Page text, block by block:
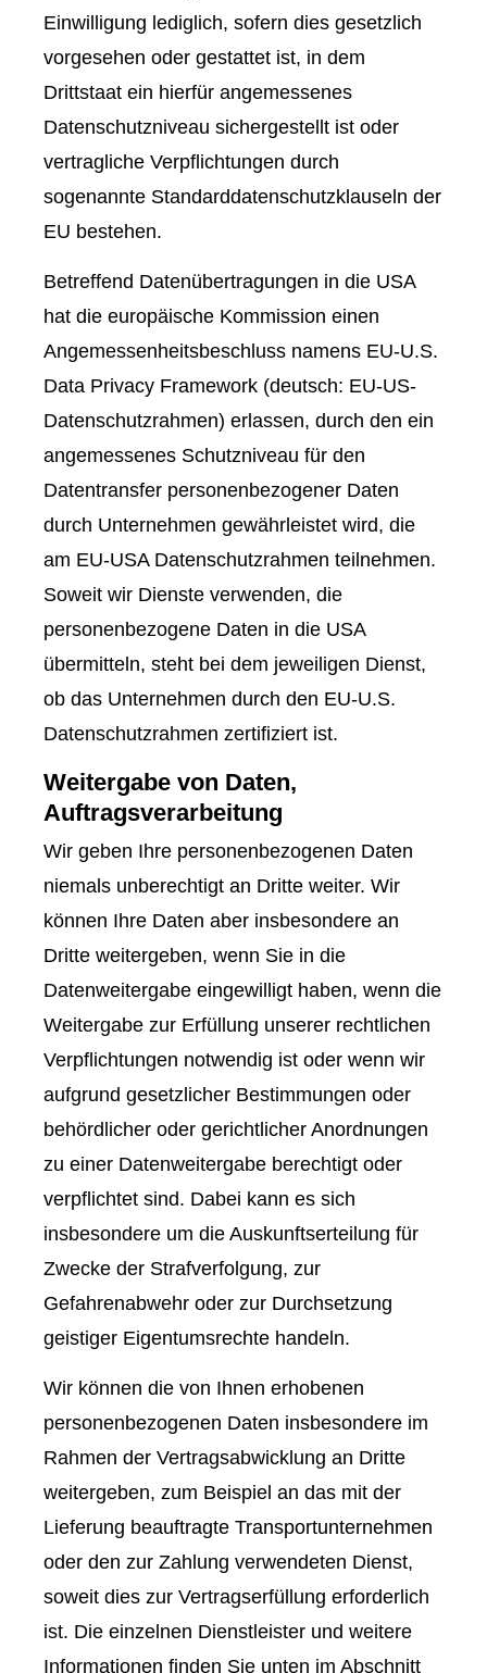
Einwilligung lediglich, sofern dies gesetzlich
vorgesehen oder gestattet ist, in dem
Drittstaat ein hierfür angemessenes
Datenschutzniveau sichergestellt ist oder
vertragliche Verpflichtungen durch
sogenannte Standarddatenschutzklauseln der
EU bestehen.
Betreffend Datenübertragungen in die USA
hat die europäische Kommission einen
Angemessenheitsbeschluss namens EU-U.S.
Data Privacy Framework (deutsch: EU-US-
Datenschutzrahmen) erlassen, durch den ein
angemessenes Schutzniveau für den
Datentransfer personenbezogener Daten
durch Unternehmen gewährleistet wird, die
am EU-USA Datenschutzrahmen teilnehmen.
Soweit wir Dienste verwenden, die
personenbezogene Daten in die USA
übermitteln, steht bei dem jeweiligen Dienst,
ob das Unternehmen durch den EU-U.S.
Datenschutzrahmen zertifiziert ist.
Weitergabe von Daten,
Auftragsverarbeitung
Wir geben Ihre personenbezogenen Daten
niemals unberechtigt an Dritte weiter. Wir
können Ihre Daten aber insbesondere an
Dritte weitergeben, wenn Sie in die
Datenweitergabe eingewilligt haben, wenn die
Weitergabe zur Erfüllung unserer rechtlichen
Verpflichtungen notwendig ist oder wenn wir
aufgrund gesetzlicher Bestimmungen oder
behördlicher oder gerichtlicher Anordnungen
zu einer Datenweitergabe berechtigt oder
verpflichtet sind. Dabei kann es sich
insbesondere um die Auskunftserteilung für
Zwecke der Strafverfolgung, zur
Gefahrenabwehr oder zur Durchsetzung
geistiger Eigentumsrechte handeln.
Wir können die von Ihnen erhobenen
personenbezogenen Daten insbesondere im
Rahmen der Vertragsabwicklung an Dritte
weitergeben, zum Beispiel an das mit der
Lieferung beauftragte Transportunternehmen
oder den zur Zahlung verwendeten Dienst,
soweit dies zur Vertragserfüllung erforderlich
ist. Die einzelnen Dienstleister und weitere
Informationen finden Sie unten im Abschnitt